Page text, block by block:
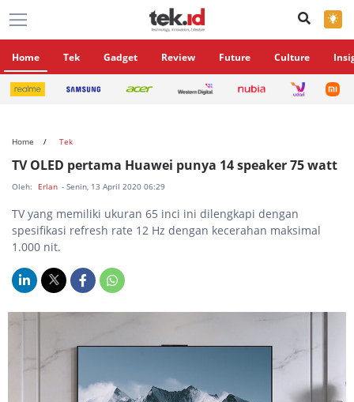
×
Home Tek Gadget Review Future Culture
Home Tek
TV OLED pertama Huawei punya 14 speaker 75 watt
Oleh: Erlan - Senin, 13 April 2020 06:29
TV yang memiliki ukuran 65 inci ini dilengkapi dengan
spesifikasi refresh rate 12 Hz dengan kecerahan maksimal
1.000 nit.